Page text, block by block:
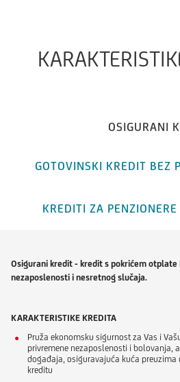
OSIGURANI
GOTOVINSKI KREDIT BEZ
KREDITI ZA
Osigurani kredit - kredit s pokrićem otplate
nezaposlenosti i nesretnog slučaja.
KARAKTERISTIKE KREDITA
Pruža ekonomsku sigurnost za Vas i
privremene nezaposlenosti i bolovanja,
događaja, osiguravajuća kuća
kreditu